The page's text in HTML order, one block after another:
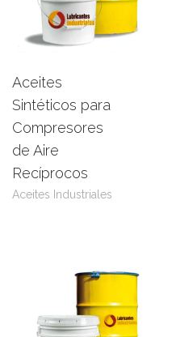
Aceites
Sintéticos para
Compresores
de Aire
Recíprocos
Aceites Industriales